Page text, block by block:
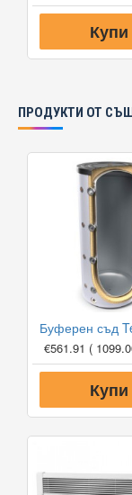
Купи
ПРОДУКТИ ОТ
€561.91 (
Купи